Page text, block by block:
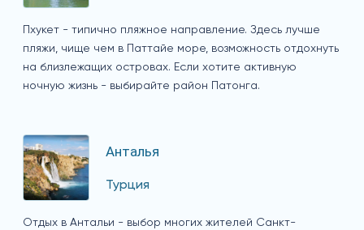
Пхукет - типично пляжное направление. Здесь лучше
пляжи, чище чем в Паттайе море, возможность отдохнуть
на близлежащих островах. Если хотите активную
ночную жизнь - выбирайте район Патонга.
Анталья
Турция
Отдых в Антальи - выбор многих жителей Санкт-